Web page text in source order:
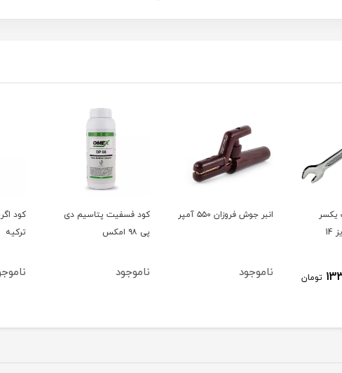
کود فسفیت پتاسیم دی
ناموجود
کود اگریفوس اگریکم
ترکیه
ناموجود
کود
پریمیوم